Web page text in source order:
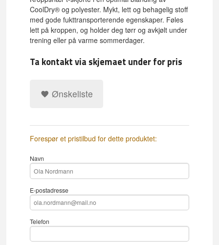
CoolDry® og polyester. Mykt, lett og behagelig stoff
med gode fukttransporterende egenskaper. Føles
lett på kroppen, og holder deg tørr og avkjølt under
trening eller på varme sommerdager.
Ta kontakt via skjemaet under for pris
Ønskeliste
Forespør et pristilbud for dette produktet:
Navn
E-postadresse
Telefon